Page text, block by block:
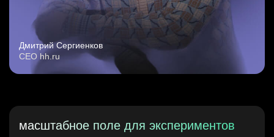
Дмитрий Сергиенков
CEO hh.ru
масштабное поле для экспериментов